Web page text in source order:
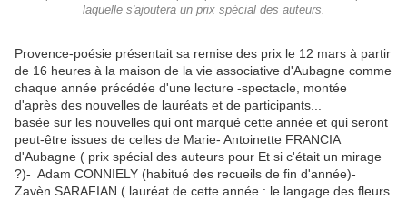
laquelle s'ajoutera un prix spécial des auteurs.
Provence-poésie présentait sa remise des prix le 12 mars à partir
de 16 heures à la maison de la vie associative d'Aubagne comme
chaque année précédée d'une lecture -spectacle, montée
d'après des nouvelles de lauréats et de participants...
basée sur les nouvelles qui ont marqué cette année et qui seront
peut-être issues de celles de Marie- Antoinette FRANCIA
d'Aubagne ( prix spécial des auteurs pour Et si c'était un mirage
?)- Adam CONNIELY (habitué des recueils de fin d'année)-
Zavèn SARAFIAN ( lauréat de cette année : le langage des fleurs